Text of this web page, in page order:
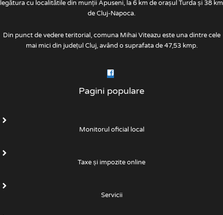
legătura cu localitătile din munții Apuseni, la 6 km de orașul Turda și 38 km
de Cluj-Napoca.
Din punct de vedere teritorial, comuna Mihai Viteazu este una dintre cele
mai mici din județul Cluj, având o suprafata de 47,53 kmp.
Pagini populare
Monitorul oficial local
Taxe și impozite online
Servicii